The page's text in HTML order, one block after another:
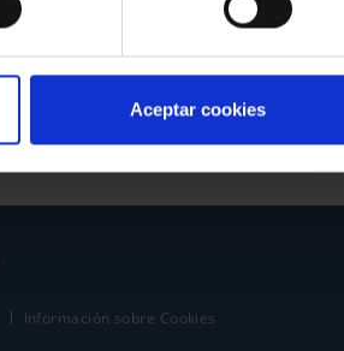
Aceptar cookies
Información sobre Cookies